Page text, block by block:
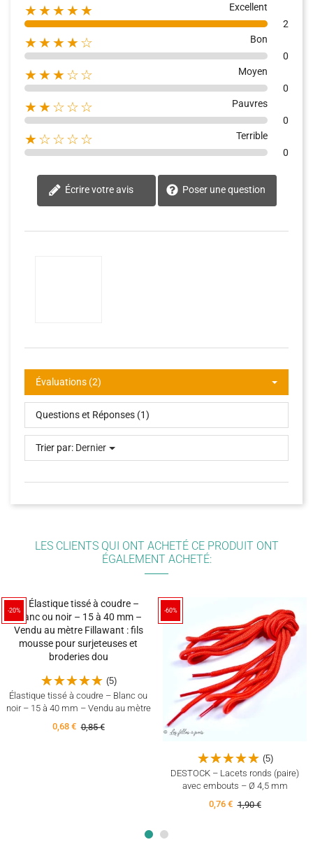
★★★★★
Excellent
2
★★★★☆
Bon
0
★★★☆☆
Moyen
0
★★☆☆☆
Pauvres
0
★☆☆☆☆
Terrible
0
Écrire votre avis Poser une question
Évaluations (2)
Questions et Réponses (1)
Trier par: Dernier
LES CLIENTS QUI ONT ACHETÉ CE PRODUIT ONT
ÉGALEMENT ACHETÉ:
-20%
(5)
Élastique tissé à coudre – Blanc ou
noir – 15 à 40 mm – Vendu au mètre
0,68 € 0,85 €
-60%
(5)
DESTOCK – Lacets ronds (paire)
avec embouts – Ø 4,5 mm
0,76 € 1,90 €